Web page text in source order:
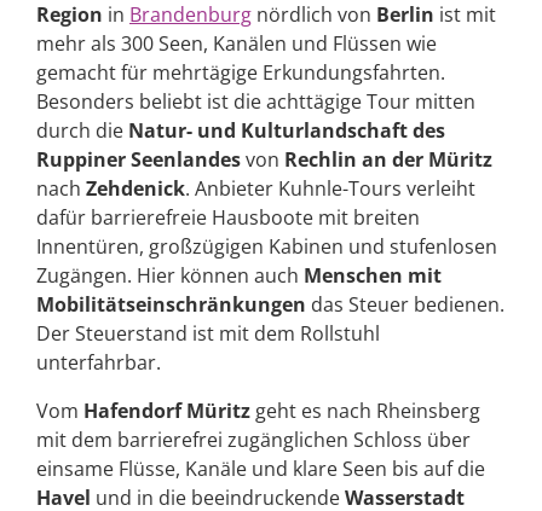
Region in Brandenburg nördlich von Berlin ist mit
mehr als 300 Seen, Kanälen und Flüssen wie
gemacht für mehrtägige Erkundungsfahrten.
Besonders beliebt ist die achttägige Tour mitten
durch die Natur- und Kulturlandschaft des
Ruppiner Seenlandesvon Rechlin an der Müritz
nach Zehdenick. Anbieter Kuhnle-Tours verleiht
dafür barrierefreie Hausboote mit breiten
Innentüren, großzügigen Kabinen und stufenlosen
Zugängen. Hier können auch Menschen mit
Mobilitätseinschränkungen das Steuer bedienen.
Der Steuerstand ist mit dem Rollstuhl
unterfahrbar.
Vom Hafendorf Müritz geht es nach Rheinsberg
mit dem barrierefrei zugänglichen Schloss über
einsame Flüsse, Kanäle und klare Seen bis auf die
Havel und in die beeindruckendeWasserstadt